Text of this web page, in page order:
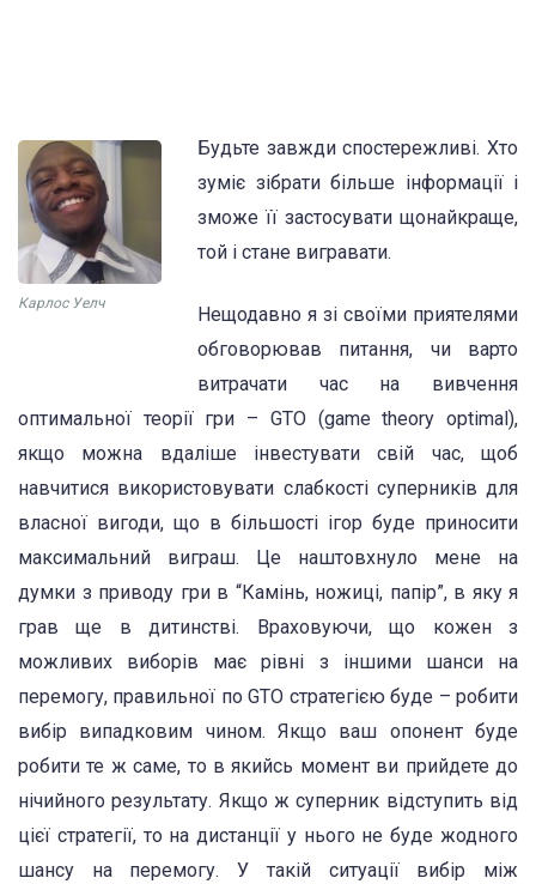
Карлос Уелч
Будьте завжди спостережливі. Хто
зуміє зібрати більше інформації і
зможе її застосувати щонайкраще,
той і стане вигравати.
Нещодавно я зі своїми приятелями
обговорював питання, чи варто
витрачати час на вивчення
оптимальної теорії гри – GTO (game theory optimal),
якщо можна вдаліше інвестувати свій час, щоб
навчитися використовувати слабкості суперників для
власної вигоди, що в більшості ігор буде приносити
максимальний виграш. Це наштовхнуло мене на
думки з приводу гри в “Камінь, ножиці, папір”, в яку я
грав ще в дитинстві. Враховуючи, що кожен з
можливих виборів має рівні з іншими шанси на
перемогу, правильної по GTO стратегією буде – робити
вибір випадковим чином. Якщо ваш опонент буде
робити те ж саме, то в якийсь момент ви прийдете до
нічийного результату. Якщо ж суперник відступить від
цієї стратегії, то на дистанції у нього не буде жодного
шансу на перемогу. У такій ситуації вибір між